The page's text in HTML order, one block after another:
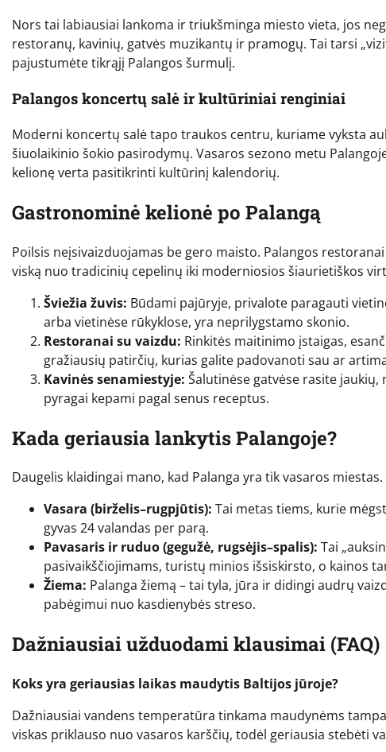
Nors tai labiausiai lankoma ir triukšminga miesto vieta, jos
restoranų, kavinių, gatvės muzikantų ir pramogų. Tai tarsi
pajustumėte tikrąjį Palangos šurmulį.
Palangos koncertų salė ir kultūriniai renginiai
Moderni koncertų salė tapo traukos centru, kuriame vyksta
šiuolaikinio šokio pasirodymų. Vasaros sezono metu
kelionę verta pasitikrinti kultūrinį kalendorių.
Gastronominė kelionė po Palangą
Poilsis neįsivaizduojamas be gero maisto. Palangos
viską nuo tradicinių cepelinų iki moderniosios šiaurietiškos
Šviežia žuvis: Būdami pajūryje, privalote paragauti
arba vietinėse rūkyklose, yra neprilygstamo skonio.
Restoranai su vaizdu: Rinkitės maitinimo įstaigas,
gražiausių patirčių, kurias galite padovanoti sau ar
Kavinės senamiestyje: Šalutinėse gatvėse rasite
pyragai kepami pagal senus receptus.
Kada geriausia lankytis Palangoje?
Daugelis klaidingai mano, kad Palanga yra tik vasaros
Vasara (birželis–rugpjūtis): Tai metas tiems, kurie
gyvas 24 valandas per parą.
Pavasaris ir ruduo (gegužė, rugsėjis–spalis): Tai
pasivaikščiojimams, turistų minios išsiskirsto, o kainos
Žiema: Palanga žiemą – tai tyla, jūra ir didingi audrų
pabėgimui nuo kasdienybės streso.
Dažniausiai užduodami klausimai (FAQ)
Koks yra geriausias laikas maudytis Baltijos jūroje?
Dažniausiai vandens temperatūra tinkama maudynėms
viskas priklauso nuo vasaros karščių, todėl geriausia stebėti